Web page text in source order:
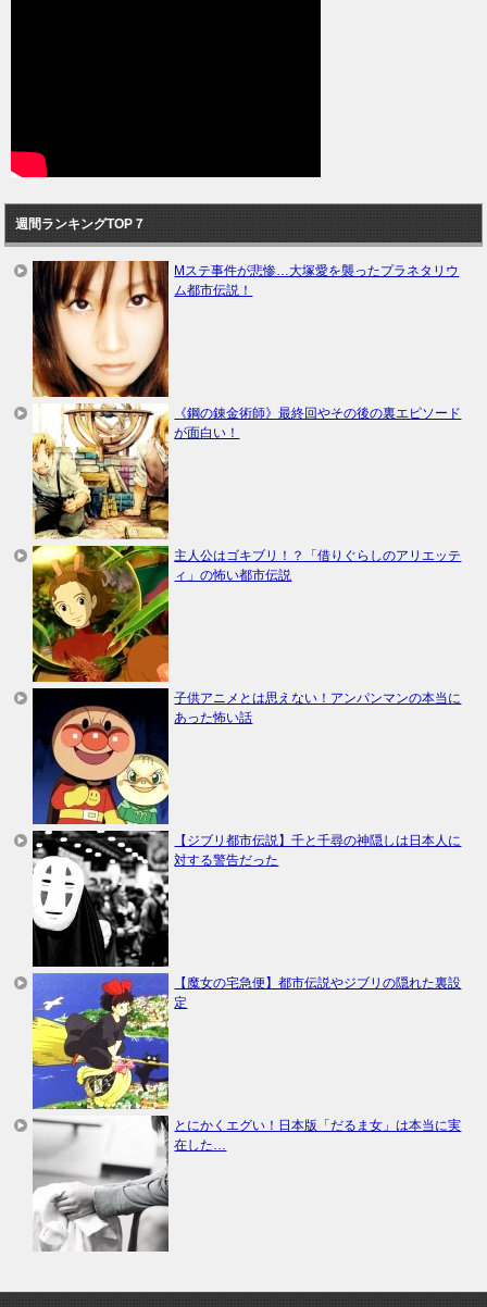
週間ランキングTOP７
Mステ事件が悲惨…大塚愛を襲ったプラネタリウ
ム都市伝説！
《鋼の錬金術師》最終回やその後の裏エピソード
が面白い！
主人公はゴキブリ！？「借りぐらしのアリエッテ
ィ」の怖い都市伝説
子供アニメとは思えない！アンパンマンの本当に
あった怖い話
【ジブリ都市伝説】千と千尋の神隠しは日本人に
対する警告だった
【魔女の宅急便】都市伝説やジブリの隠れた裏設
定
とにかくエグい！日本版「だるま女」は本当に実
在した…